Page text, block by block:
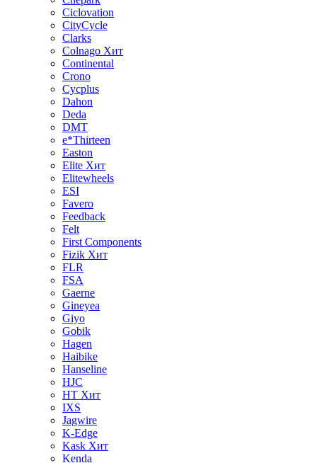
Ciclovation
CityCycle
Clarks
Colnago Хит
Continental
Crono
Cycplus
Dahon
Deda
DMT
e*Thirteen
Easton
Elite Хит
Elitewheels
ESI
Favero
Feedback
Felt
First Components
Fizik Хит
FLR
FSA
Gaerne
Gineyea
Giyo
Gobik
Hagen
Haibike
Hanseline
HJC
HT Хит
IXS
Jagwire
K-Edge
Kask Хит
Kenda